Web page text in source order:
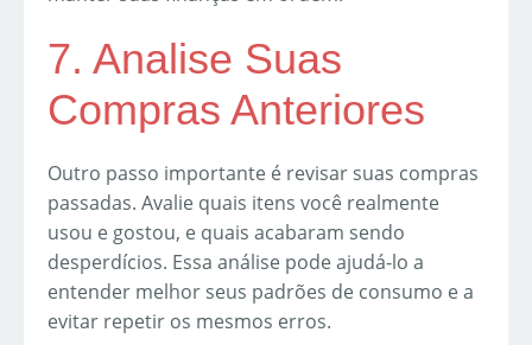
7. Analise Suas
Compras Anteriores
Outro passo importante é revisar suas compras
passadas. Avalie quais itens você realmente
usou e gostou, e quais acabaram sendo
desperdícios. Essa análise pode ajudá-lo a
entender melhor seus padrões de consumo e a
evitar repetir os mesmos erros.